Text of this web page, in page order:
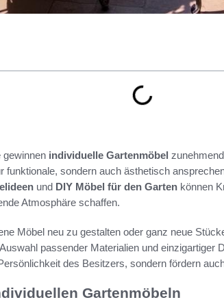
gewinnen individuelle Gartenmöbel
funktionale, sondern auch ästhetisch
und DIY Möbel für den Garten können
Atmosphäre schaffen.
Möbel neu zu gestalten oder ganz neue
passender Materialien und einzigartiger
des Besitzers, sondern fördern
Gartenmöbeln